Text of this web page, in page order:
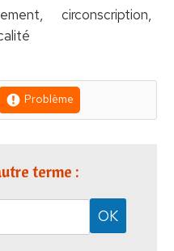
circonscription,
Problème
terme :